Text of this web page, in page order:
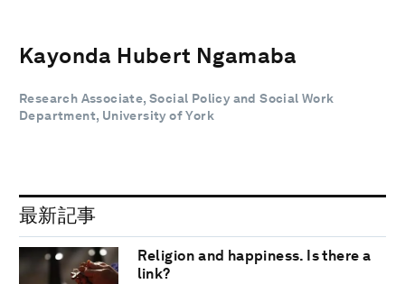
Kayonda Hubert Ngamaba
Research Associate, Social Policy and Social Work
Department, University of York
最新記事
Religion and happiness. Is there a
link?